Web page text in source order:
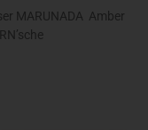
MARUNADA Amber